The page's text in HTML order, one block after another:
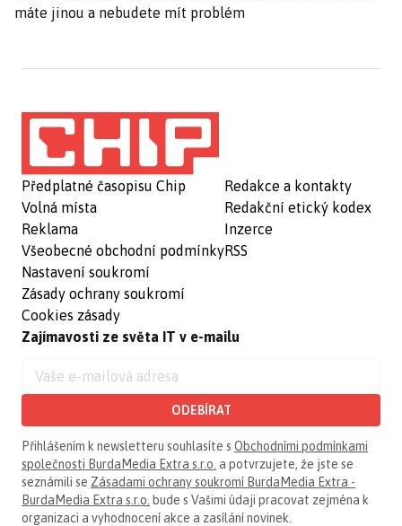
máte jinou a nebudete mít problém
Předplatné časopisu Chip
Volná místa
Reklama
Všeobecné obchodní podmínky
Nastavení soukromí
Zásady ochrany soukromí
Cookies zásady
Redakce a kontakty
Redakční etický kodex
Inzerce
RSS
Zajímavosti ze světa IT v e-mailu
ODEBÍRAT
Přihlášením k newsletteru souhlasíte s Obchodními podmínkami
společnosti BurdaMedia Extra s.r.o. a potvrzujete, že jste se
seznámili se Zásadami ochrany soukromí BurdaMedia Extra -
BurdaMedia Extra s.r.o. bude s Vašimi údaji pracovat zejména k
organizaci a vyhodnocení akce a zasílání novinek.